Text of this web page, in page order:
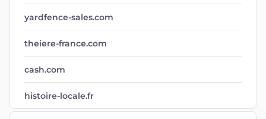
yardfence-sales.com
theiere-france.com
cash.com
histoire-locale.fr